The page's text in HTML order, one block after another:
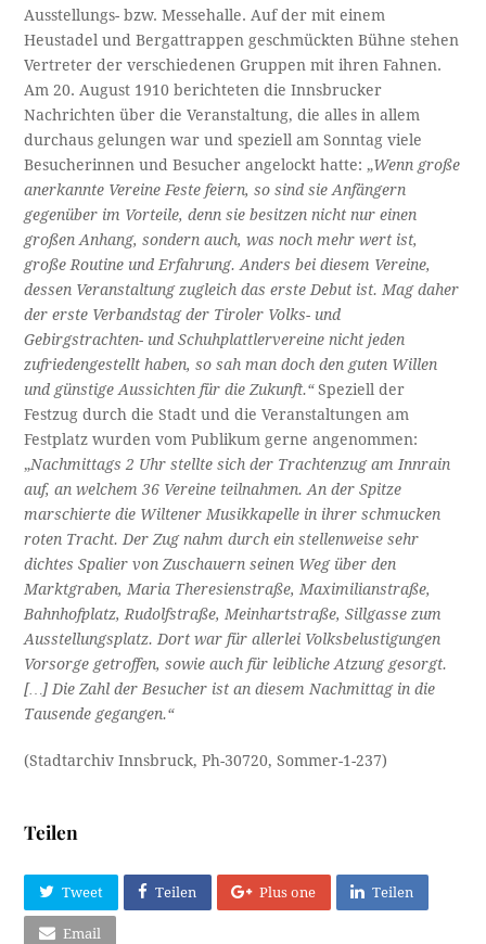
Ausstellungs- bzw. Messehalle. Auf der mit einem
Heustadel und Bergattrappen geschmückten Bühne stehen
Vertreter der verschiedenen Gruppen mit ihren Fahnen.
Am 20. August 1910 berichteten die Innsbrucker
Nachrichten über die Veranstaltung, die alles in allem
durchaus gelungen war und speziell am Sonntag viele
Besucherinnen und Besucher angelockt hatte: „Wenn große
anerkannte Vereine Feste feiern, so sind sie Anfängern
gegenüber im Vorteile, denn sie besitzen nicht nur einen
großen Anhang, sondern auch, was noch mehr wert ist,
große Routine und Erfahrung. Anders bei diesem Vereine,
dessen Veranstaltung zugleich das erste Debut ist. Mag daher
der erste Verbandstag der Tiroler Volks- und
Gebirgstrachten- und Schuhplattlervereine nicht jeden
zufriedengestellt haben, so sah man doch den guten Willen
und günstige Aussichten für die Zukunft.“Speziell der
Festzug durch die Stadt und die Veranstaltungen am
Festplatz wurden vom Publikum gerne angenommen:
„Nachmittags 2 Uhr stellte sich der Trachtenzug am Innrain
auf, an welchem 36 Vereine teilnahmen. An der Spitze
marschierte die Wiltener Musikkapelle in ihrer schmucken
roten Tracht. Der Zug nahm durch ein stellenweise sehr
dichtes Spalier von Zuschauern seinen Weg über den
Marktgraben, Maria Theresienstraße, Maximilianstraße,
Bahnhofplatz, Rudolfstraße, Meinhartstraße, Sillgasse zum
Ausstellungsplatz. Dort war für allerlei Volksbelustigungen
Vorsorge getroffen, sowie auch für leibliche Atzung gesorgt.
[…] Die Zahl der Besucher ist an diesem Nachmittag in die
Tausende gegangen.“
(Stadtarchiv Innsbruck, Ph-30720, Sommer-1-237)
Teilen
Tweet Teilen Plus one Teilen
Email